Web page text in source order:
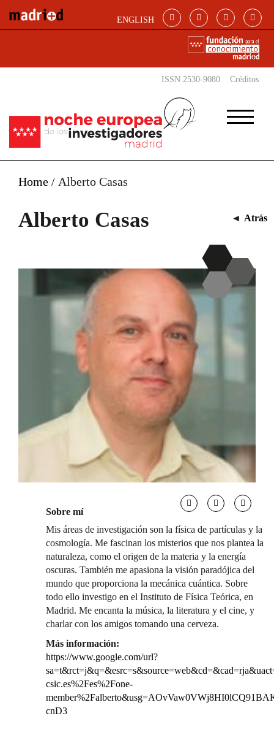
ENGLISH
ISSN 2530-9080 Créditos
Home / Alberto Casas
Alberto Casas ◄ Atrás
Sobre mí
Mis áreas de investigación son la física de partículas y la
cosmología. Me fascinan los misterios que nos plantea la
naturaleza, como el origen de la materia y la energía
oscuras. También me apasiona la visión paradójica del
mundo que proporciona la mecánica cuántica. Sobre
todo ello investigo en el Instituto de Física Teórica, en
Madrid. Me encanta la música, la literatura y el cine, y
charlar con los amigos tomando una cerveza.
Más información:
https://www.google.com/url?
csic.es%2Fes%2Fone-
cnD3